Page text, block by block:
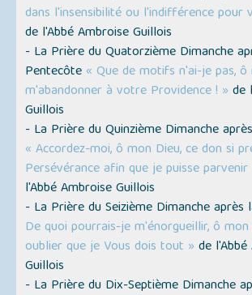
dans l'insensibilité ou l'indifférence pour
de l'Abbé Ambroise Guillois
- La Prière du Quatorzième Dimanche
Pentecôte « Que de motifs n'ai-je pas, ô
m'abandonner à votre Providence ! » de
Guillois
- La Prière du Quinzième Dimanche
« Accordez-moi, ô mon Dieu, ce don si
Persévérance afin que je puisse
l'Abbé Ambroise Guillois
- La Prière du Seizième Dimanche
De quoi pourrais-je m'énorgueillir, ô
oublier que je Vous dois tout » de
Guillois
- La Prière du Dix-Septième Dimanche